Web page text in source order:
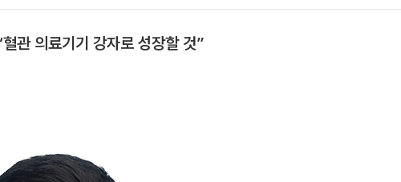
관 의료기기 강자로 성장할 것”